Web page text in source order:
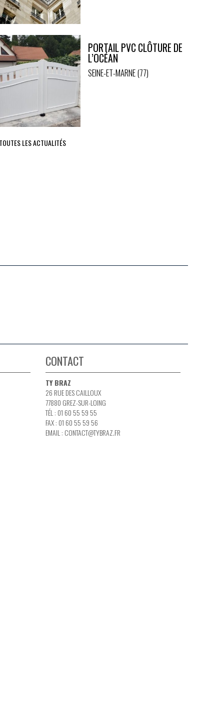
PORTAIL PVC CLÔTURE DE
L’OCÉAN
SEINE-ET-MARNE (77)
LES ACTUALITÉS
CONTACT
TY BRAZ
26 RUE DES CAILLOUX
77880 GREZ-SUR-LOING
TÉL : 01 60 55 59 55
FAX : 01 60 55 59 56
EMAIL : CONTACT@TYBRAZ.FR